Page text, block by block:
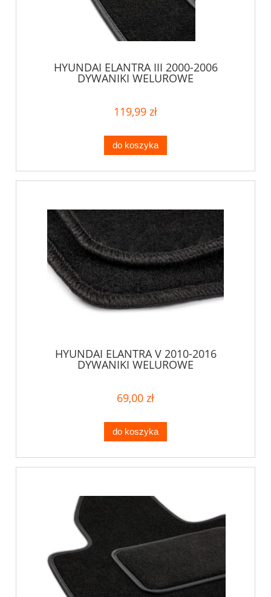
HYUNDAI ELANTRA III 2000-2006
DYWANIKI WELUROWE
119,99 zł
do koszyka
HYUNDAI ELANTRA V 2010-2016
DYWANIKI WELUROWE
69,00 zł
do koszyka